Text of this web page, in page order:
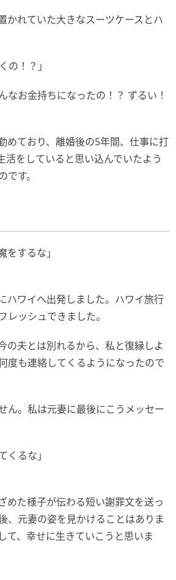
かれていた大きなスーツケースとハ
の！？」
お金持ちになったの！？ ずるい！
めており、離婚後の5年間、仕事に打
をしていると思い込んでいたよう
す。
するな」
ハワイへ出発しました。ハワイ旅行
ッシュできました。
の夫とは別れるから、私と復縁しよ
度も連絡してくるようになったので
ん。私は元妻に最後にこうメッセー
くるな」
めた様子が伝わる短い謝罪文を送っ
、元妻の姿を見かけることはありま
て、幸せに生きていこうと思いま